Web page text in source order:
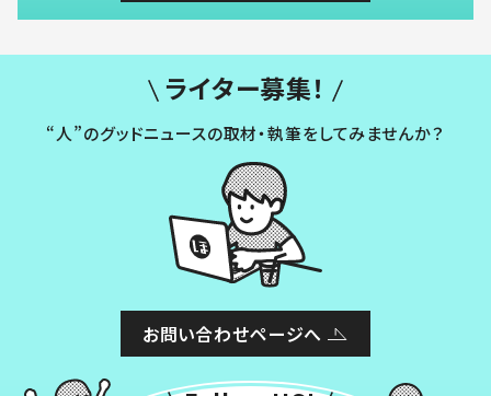
ライター募集！
“人”のグッドニュースの取材・執筆をしてみませんか？
お問い合わせページへ